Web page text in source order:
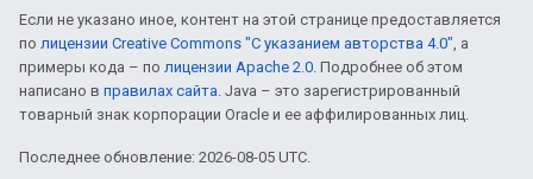
Если не указано иное, контент на этой странице предоставляется
по лицензии Creative Commons "С указанием авторства 4.0", а
примеры кода – по лицензии Apache 2.0. Подробнее об этом
написано в правилах сайта. Java – это зарегистрированный
товарный знак корпорации Oracle и ее аффилированных лиц.
Последнее обновление: 2026-08-05 UTC.